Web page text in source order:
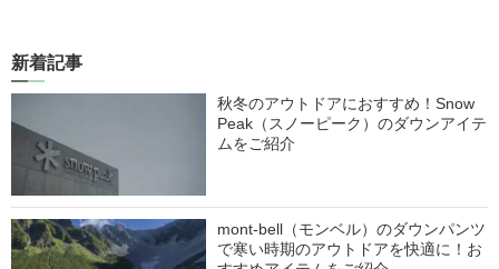
新着記事
秋冬のアウトドアにおすすめ！Snow
Peak（スノーピーク）のダウンアイテ
ムをご紹介
mont-bell（モンベル）のダウンパンツ
で寒い時期のアウトドアを快適に！お